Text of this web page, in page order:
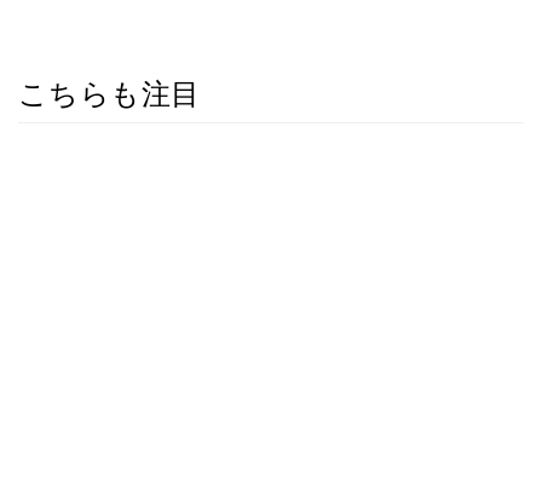
こちらも注目